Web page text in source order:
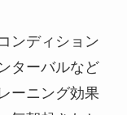
ンディション
ターバルなど
ーニング効果